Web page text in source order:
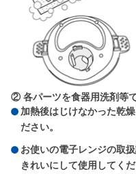
② 各パーツを食器用洗剤等
加熱後はじけなかった乾
ださい。
お使いの電子レンジの取
きれいにして使用してくだ